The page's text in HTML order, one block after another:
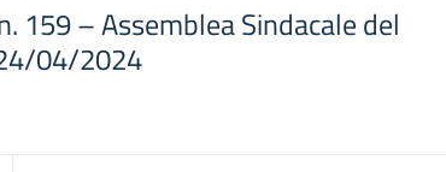
159 – Assemblea Sindacale del
04/2024